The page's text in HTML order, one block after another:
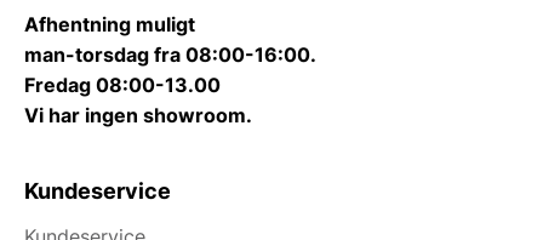
Afhentning muligt
man-torsdag fra 08:00-16:00.
Fredag 08:00-13.00
Vi har ingen showroom.
Kundeservice